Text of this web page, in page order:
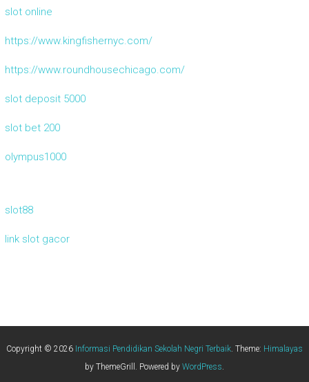
slot online
https://www.kingfishernyc.com/
https://www.roundhousechicago.com/
slot deposit 5000
slot bet 200
olympus1000
slot88
link slot gacor
Copyright © 2026 Informasi Pendidikan Sekolah Negri Terbaik. Theme: Himalayas
by ThemeGrill. Powered by WordPress.